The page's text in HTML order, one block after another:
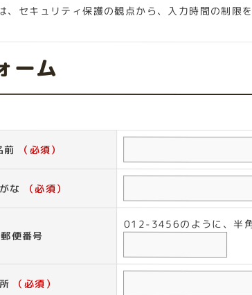
、セキュリティ保護の観点から、入力時間の制限
ーム
前 （必須）
な （必須）
郵便番号
012-3456のように、半角
（必須）